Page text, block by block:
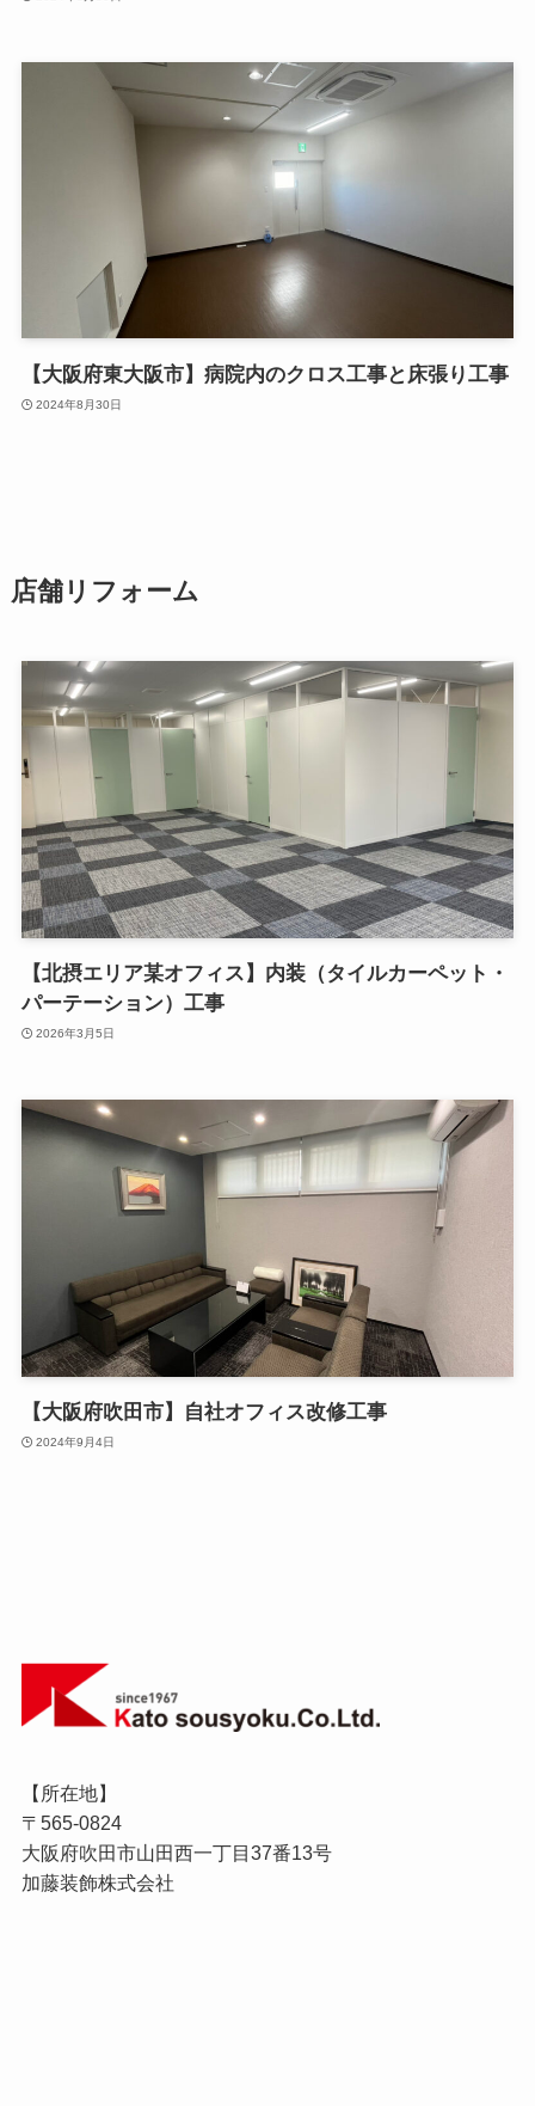
【大阪府東大阪市】病院内のクロス工事と床張り工事
2024年8月30日
店舗リフォーム
【北摂エリア某オフィス】内装（タイルカーペット・
パーテーション）工事
2026年3月5日
【大阪府吹田市】自社オフィス改修工事
2024年9月4日
【所在地】
〒565-0824
大阪府吹田市山田西一丁目37番13号
加藤装飾株式会社